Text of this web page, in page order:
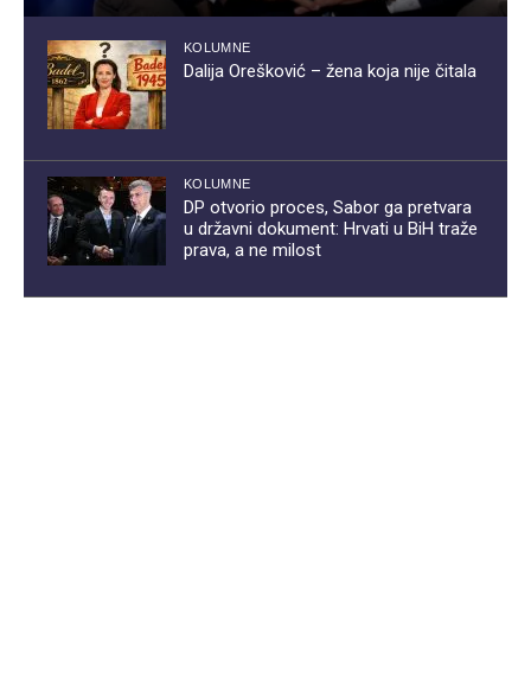
KOLUMNE
Dalija Orešković – žena koja nije čitala
KOLUMNE
DP otvorio proces, Sabor ga pretvara
u državni dokument: Hrvati u BiH traže
prava, a ne milost